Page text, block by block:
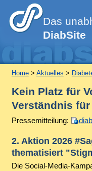
Das
DiabSite
Home> Aktuelles >
Kein Platz für
Verständnis
Pressemitteilung:
2. Aktion 2026
thematisiert
Die Social-Media-